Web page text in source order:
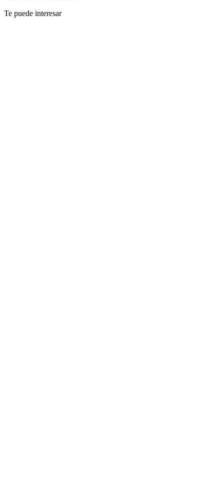
Te puede interesar